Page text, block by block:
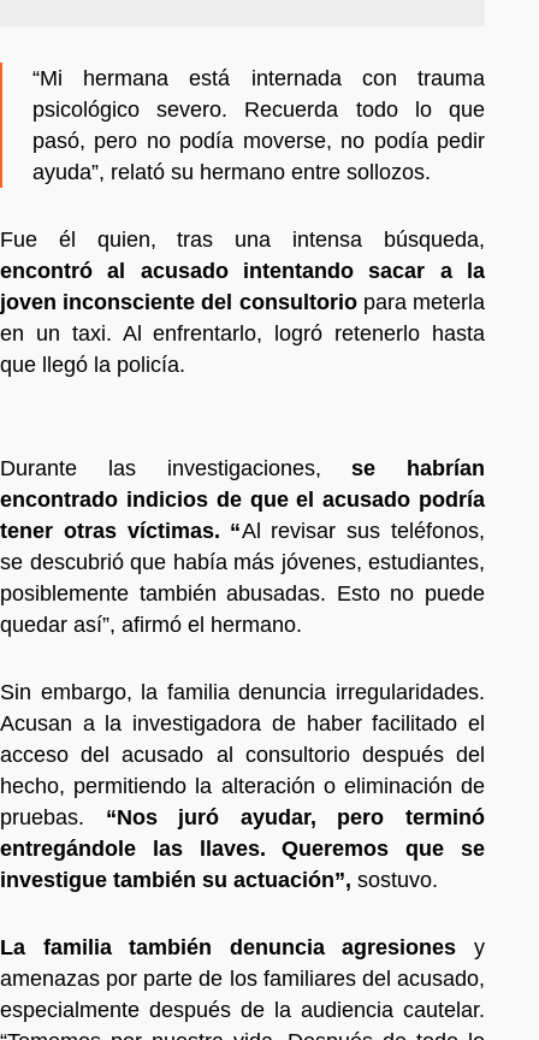
“Mi hermana está internada con trauma
psicológico severo. Recuerda todo lo que
pasó, pero no podía moverse, no podía pedir
ayuda”, relató su hermano entre sollozos.
Fue él quien, tras una intensa búsqueda,
encontró al acusado intentando sacar a la
joven inconsciente del consultorio para meterla
en un taxi. Al enfrentarlo, logró retenerlo hasta
que llegó la policía.
Durante las investigaciones, se habrían
encontrado indicios de que el acusado podría
tener otras víctimas. “Al revisar sus teléfonos,
se descubrió que había más jóvenes, estudiantes,
posiblemente también abusadas. Esto no puede
quedar así”, afirmó el hermano.
Sin embargo, la familia denuncia irregularidades.
Acusan a la investigadora de haber facilitado el
acceso del acusado al consultorio después del
hecho, permitiendo la alteración o eliminación de
pruebas. “Nos juró ayudar, pero terminó
entregándole las llaves. Queremos que se
investigue también su actuación”, sostuvo.
La familia también denuncia agresiones y
amenazas por parte de los familiares del acusado,
especialmente después de la audiencia cautelar.